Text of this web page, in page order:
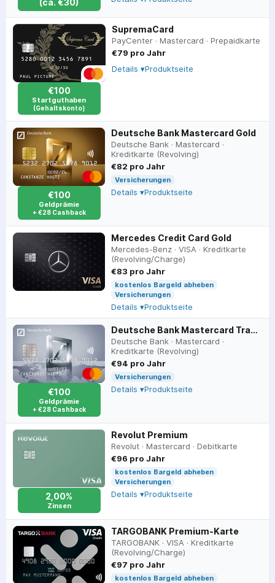
(ca. €30)
€100
Startguthaben
(Gehaltskonto)
SupremaCard
PayCenter · Mastercard · Prepaidkarte
€79 pro Jahr
Details ▾Produktseite
€100
Geldprämie
+ €28 Cashback
Deutsche Bank Mastercard Gold
Deutsche Bank · Mastercard ·
Kreditkarte (Revolving)
€82 pro Jahr
Versicherungen
Details ▾Produktseite
Mercedes Credit Card Gold
Mercedes-Benz · VISA · Kreditkarte
(Revolving/Charge)
€83 pro Jahr
kostenlos Bargeld abheben
Versicherungen
Details ▾Produktseite
€100
Geldprämie
+ €28 Cashback
Deutsche Bank Mastercard Travel
Deutsche Bank · Mastercard ·
Kreditkarte (Revolving)
€94 pro Jahr
Versicherungen
Details ▾Produktseite
2,00%
Zinsen
Revolut Premium
Revolut · Mastercard · Debitkarte
€96 pro Jahr
kostenlos Bargeld abheben
Versicherungen
Details ▾Produktseite
TARGOBANK Premium-Karte
TARGOBANK · VISA · Kreditkarte
(Revolving/Charge)
€97 pro Jahr
kostenlos Bargeld abheben